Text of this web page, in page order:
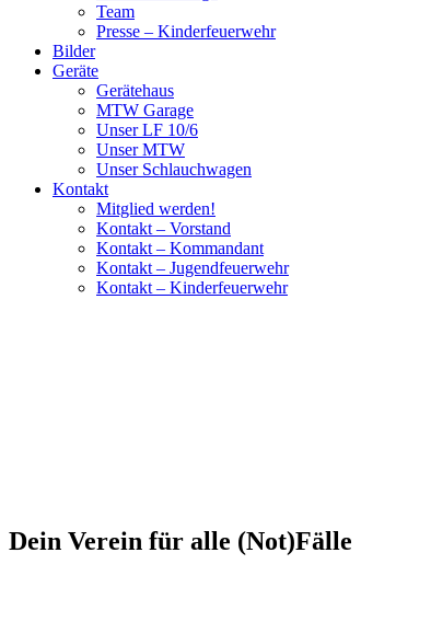
Team
Presse – Kinderfeuerwehr
Bilder
Geräte
Gerätehaus
MTW Garage
Unser LF 10/6
Unser MTW
Unser Schlauchwagen
Kontakt
Mitglied werden!
Kontakt – Vorstand
Kontakt – Kommandant
Kontakt – Jugendfeuerwehr
Kontakt – Kinderfeuerwehr
Dein Verein für alle (Not)Fälle